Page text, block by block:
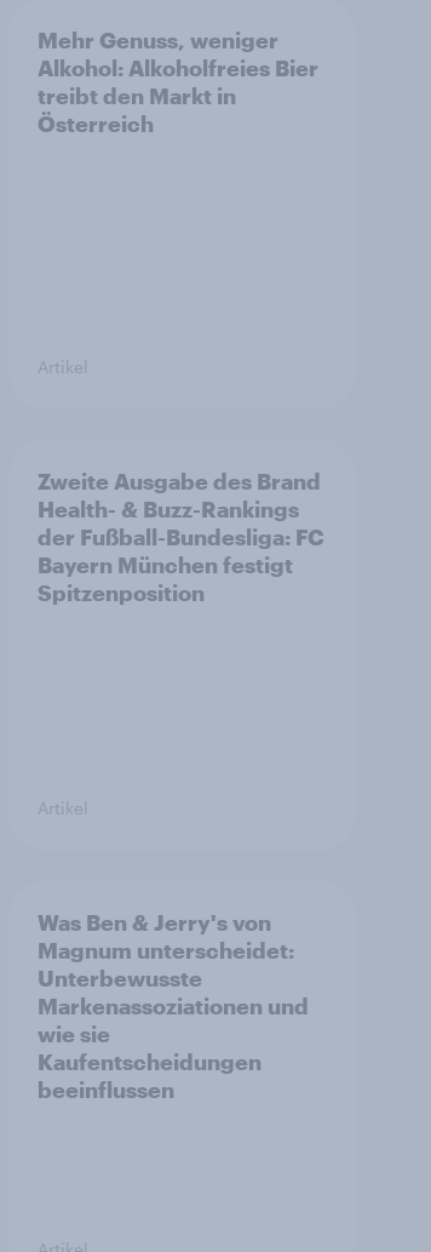
Mehr Genuss, weniger
Alkohol: Alkoholfreies Bier
treibt den Markt in
Österreich
Artikel
Zweite Ausgabe des Brand
Health- & Buzz-Rankings
der Fußball-Bundesliga: FC
Bayern München festigt
Spitzenposition
Artikel
Was Ben & Jerry's von
Magnum unterscheidet:
Unterbewusste
Markenassoziationen und
wie sie
Kaufentscheidungen
beeinflussen